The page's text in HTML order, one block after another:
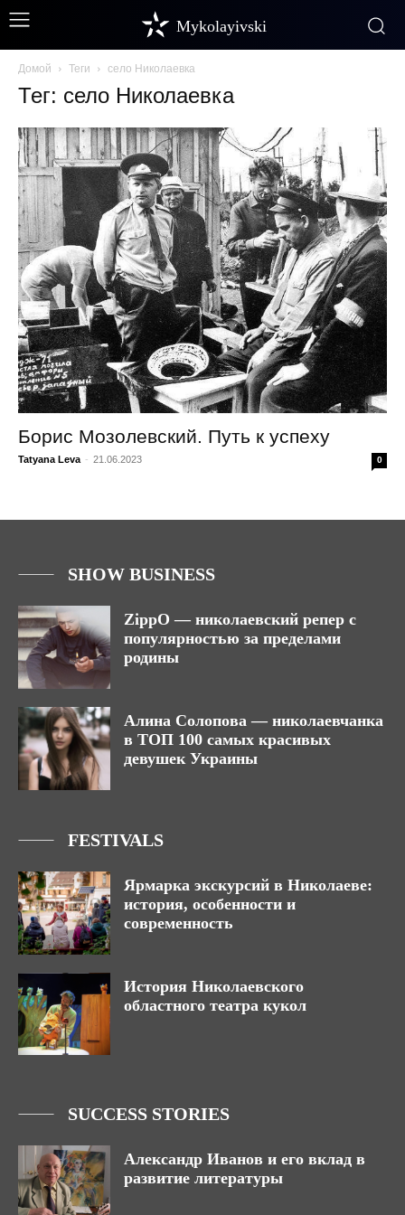
Mykolayivski
Домой Теги село Николаевка
Тег: село Николаевка
Борис Мозолевский. Путь к успеху
Tatyana Leva - 21.06.2023 0
SHOW BUSINESS
ZippO — николаевский репер с
популярностью за пределами
родины
Алина Солопова — николаевчанка
в ТОП 100 самых красивых
девушек Украины
FESTIVALS
Ярмарка экскурсий в Николаеве:
история, особенности и
современность
История Николаевского
областного театра кукол
SUCCESS STORIES
Александр Иванов и его вклад в
развитие литературы